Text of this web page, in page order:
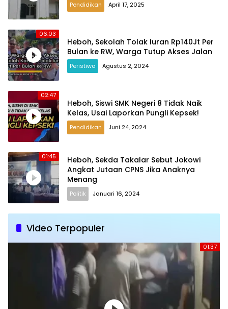
Pendidikan April 17, 2025
06:03
Heboh, Sekolah Tolak Iuran Rp140Jt Per
Bulan ke RW, Warga Tutup Akses Jalan
Peristiwa Agustus 2, 2024
02:47
Heboh, Siswi SMK Negeri 8 Tidak Naik
Kelas, Usai Laporkan Pungli Kepsek!
Pendidikan Juni 24, 2024
01:45
Heboh, Sekda Takalar Sebut Jokowi
Angkat Jutaan CPNS Jika Anaknya
Menang
Politik Januari 16, 2024
Video Terpopuler
01:37